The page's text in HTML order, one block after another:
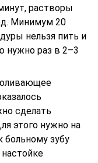
растворы
Минимум 20
нельзя пить и
нужно раз в 2–3
сделать
этого нужно на
больному зубу